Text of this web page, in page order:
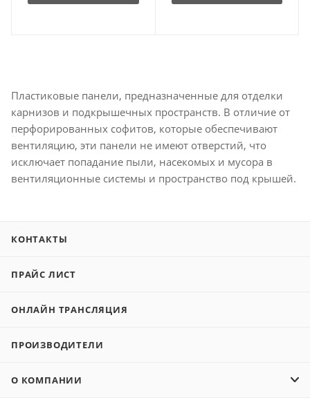
Пластиковые панели, предназначенные для отделки
карнизов и подкрышечных пространств. В отличие от
перфорированных софитов, которые обеспечивают
вентиляцию, эти панели не имеют отверстий, что
исключает попадание пыли, насекомых и мусора в
вентиляционные системы и пространство под крышей.
КОНТАКТЫ
ПРАЙС ЛИСТ
ОНЛАЙН ТРАНСЛЯЦИЯ
ПРОИЗВОДИТЕЛИ
О КОМПАНИИ